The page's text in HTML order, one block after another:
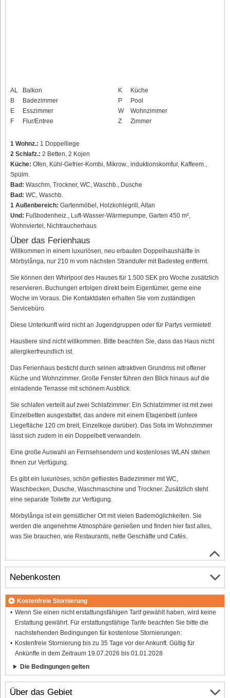
AL
Balkon
B
Badezimmer
E
Esszimmer
F
Flur/Entree
K
Küche
P
Pool
W
Wohnzimmer
Z
Zimmer
1 Wohnz.: 1 Doppelliege
2 Schlafz.: 2 Betten, 2 Kojen
Küche: Ofen, Kühl-Gefrier-Kombi, Mikrow., induktionskomfur, Kaffeem.,
Spülm.
Bad: Waschm, Trockner, WC, Waschb., Dusche
Bad: WC, Waschb.
1 Außenbereich: Gartenmöbel, Holzkohlegrill, Altan
Und: Fußbodenheiz., Luft-Wasser-Wärmepumpe, Garten 450 m²,
Wohnviertel, Nichtraucherhaus
Über das Ferienhaus
Willkommen in einem luxuriösen, neu erbauten Doppelhaushälfte in
Mörbylånga, nur 210 m vom nächsten Strandufer mit Badesteg entfernt.
Sie können den Whirlpool des Hauses für 1.500 SEK pro Woche zusätzlich
reservieren. Buchungen erfolgen direkt beim Eigentümer, gerne eine
Woche im Voraus. Die Kontaktdaten erhalten Sie vom zuständigen
Servicebüro.
Diese Unterkunft wird nicht an Jugendgruppen oder für Partys vermietet!
Haustiere sind nicht willkommen. Bitte beachten Sie, dass das Haus nicht
allergikerfreundlich ist.
Das Ferienhaus besticht durch seinen attraktiven Grundriss mit offener
Küche und Wohnzimmer. Große Fenster führen den Blick hinaus auf die
einladende Terrasse mit schönem Ausblick.
Sie schlafen verteilt auf zwei Schlafzimmer: Ein Schlafzimmer ist mit zwei
Einzelbetten ausgestattet, das andere mit einem Etagenbett (untere
Liegefläche 120 cm breit, Einzelkoje darüber). Das Sofa im Wohnzimmer
lässt sich zudem in ein Doppelbett verwandeln.
Eine große Auswahl an Fernsehsendern und kostenloses WLAN stehen
Ihnen zur Verfügung.
Es gibt ein luxuriöses, schön gefliestes Badezimmer mit WC,
Waschbecken, Dusche, Waschmaschine und Trockner. Zusätzlich steht
eine separate Toilette zur Verfügung.
Mörbylånga ist ein gemütlicher Ort mit vielen Bademöglichkeiten. Sie
werden die angenehme Atmosphäre genießen und finden hier fast alles,
was Sie brauchen, wie Restaurants, nette Geschäfte und Cafés.
Über das Gebiet
Nebenkosten
Kostenfreie Stornierung
Wenn Sie einen nicht erstattungsfähigen Tarif gewählt haben, wird keine
Erstattung gewährt. Für erstattungsfähige Tarife beachten Sie bitte die
nachstehenden Bedingungen für kostenlose Stornierungen:
Kostenfreie Stornierung bis zu 35 Tage vor der Ankunft. Gültig für
Ankünfte in dem Zeitraum 19.07.2026 bis 01.01.2028
Die Bedingungen gelten